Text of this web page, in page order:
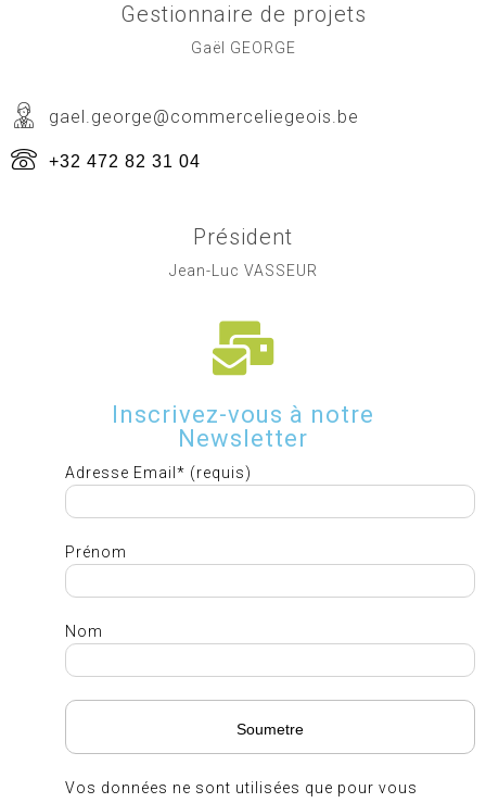
Gestionnaire de projets
Gaël GEORGE
gael.george@commerceliegeois.be
+32 472 82 31 04
Président
Jean-Luc VASSEUR
Inscrivez-vous à notre
Newsletter
Adresse Email* (requis)
Prénom
Nom
Vos données ne sont utilisées que pour vous